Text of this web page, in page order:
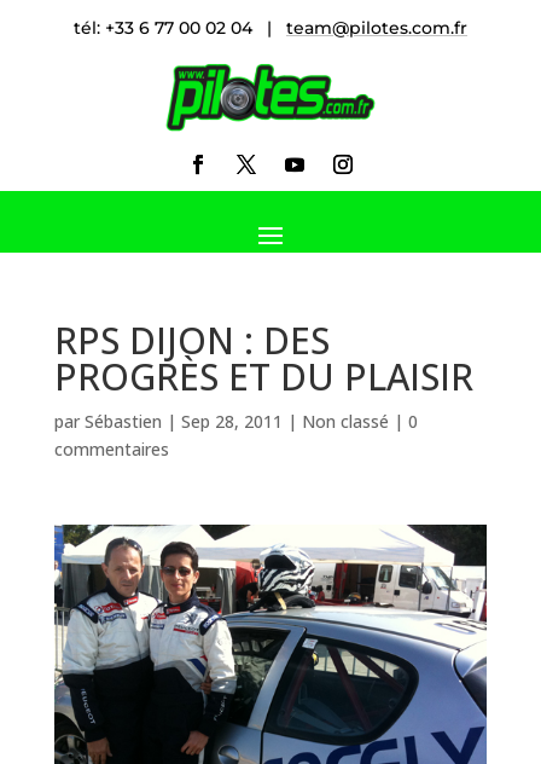
tél: +33 6 77 00 02 04 | team@pilotes.com.fr
RPS DIJON : DES
PROGRÈS ET DU PLAISIR
par Sébastien | Sep 28, 2011 | Non classé | 0
commentaires